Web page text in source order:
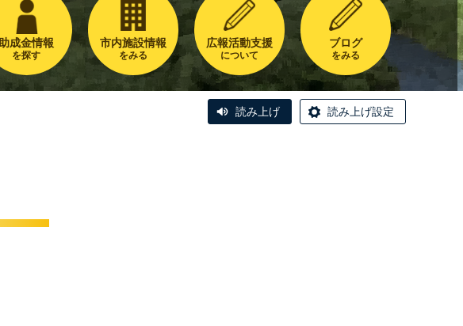
助成金情報
を探す
市内施設情報
をみる
広報活動支援
について
ブログ
をみる
読み上げ 読み上げ設定